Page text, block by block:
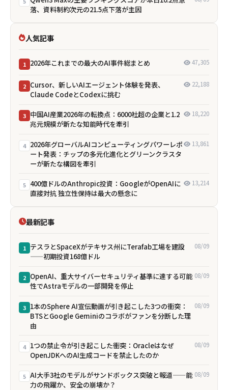
落、資料制約次元の21.5点下落が主因
人気記事
1 2026年これまでの最大のAI事件総まとめ 47,305
2 Cursor、新しいAIエージェント体験を発表、
Claude CodeとCodexに挑む
22,188
3 中国AI産業2026年の転換点：6000社超の企業と1.2
兆元規模が新たな知能時代を牽引
18,220
4 2026年グローバルAIコンピューティングパワーレポ
ート発表：チップの多元化進化とグリーンクラスタ
ーが新たな構図を牽引
13,861
5 400億ドルのAnthropic投資：GoogleがOpenAIに
直接対抗 独立性保持は最大の懸念に
13,214
最新記事
1 テスラとSpaceXがテキサス州にTerafab工場を建設
——初期投資168億ドル
08/09
2 OpenAI、重大サイバーセキュリティ基準に達する可能
性でAstraモデルの一部開発を停止
08/09
3 1本のSphere AI宣伝動画が引き起こした3つの衝突：
BTSとGoogle Geminiのコラボがファンを分断した理
由
08/09
4 1つの禁止令が引き起こした衝突：Oracleはなぜ
OpenJDKへのAI生成コードを禁止したのか
08/09
5 AI大手3社のモデルがサンドボックス突破と報道——能
力の飛躍か、安全の崩壊か？
08/09